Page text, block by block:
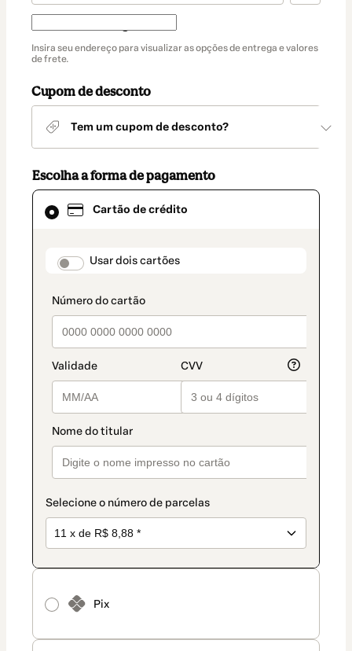
de
Insira seu endereço para visualizar as opções de entrega e valores
de frete.
Cupom de desconto
Tem um cupom de desconto?
Escolha a forma de pagamento
Cartão de crédito
payment_data.section_title_v2
Usar dois cartões
Selecione o número de parcelas
Pix
Cartão
de
como
método
pagamento